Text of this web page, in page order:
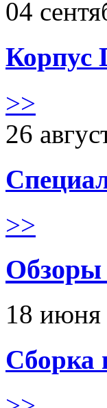
04
Корпус
>>
26
>>
Обзоры
18 июня
Сборка